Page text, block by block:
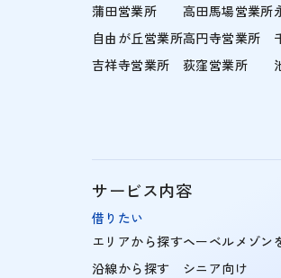
蒲田営業所
自由が丘営業所
吉祥寺営業所
高田馬場営業所
高円寺営業所
荻窪営業所
サービス内容
借りたい
エリアから探す
沿線から探す
ヘーベルメゾン
シニア向け